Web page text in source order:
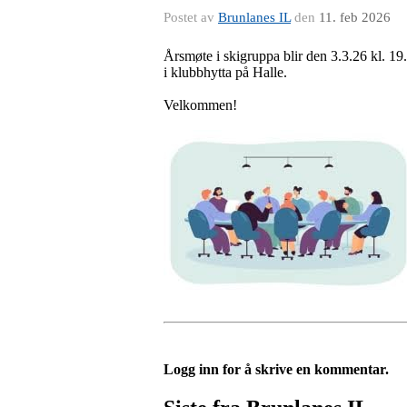
Postet av Brunlanes ILden 11. feb 2026
Årsmøte i skigruppa blir den 3.3.26 kl.
i klubbhytta på Halle.
Velkommen!
Logg inn for å skrive en kommentar.